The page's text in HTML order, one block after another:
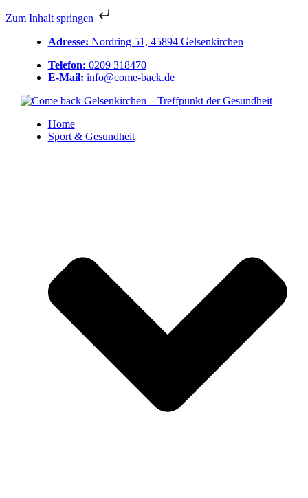
Zum Inhalt springen
Adresse: Nordring 51, 45894 Gelsenkirchen
Telefon: 0209 318470
E-Mail: info@come-back.de
Home
Sport & Gesundheit